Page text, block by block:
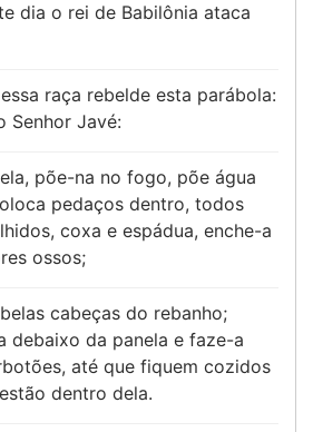
dia o rei de Babilônia ataca
raça rebelde esta parábola:
Senhor Javé:
põe-na no fogo, põe água
pedaços dentro, todos
coxa e espádua, enche-a
ossos;
cabeças do rebanho;
debaixo da panela e faze-a
até que fiquem cozidos
dentro dela.